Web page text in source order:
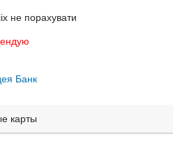
не порахувати
Банк
карты